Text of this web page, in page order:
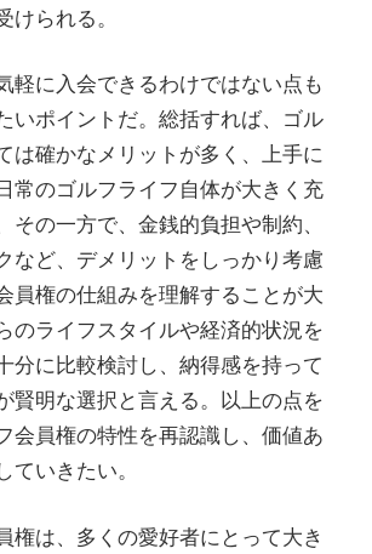
られる。
軽に入会できるわけではない点も
いポイントだ。総括すれば、ゴル
は確かなメリットが多く、上手に
常のゴルフライフ自体が大きく充
その一方で、金銭的負担や制約、
など、デメリットをしっかり考慮
員権の仕組みを理解することが大
のライフスタイルや経済的状況を
分に比較検討し、納得感を持って
賢明な選択と言える。以上の点を
会員権の特性を再認識し、価値あ
ていきたい。
権は、多くの愛好者にとって大き